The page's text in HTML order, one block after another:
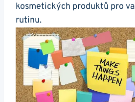
kosmetických produktů pro
rutinu.